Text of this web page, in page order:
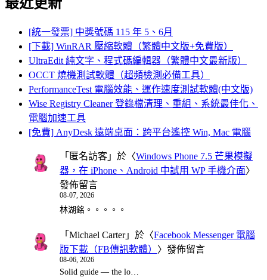
最近更新
[統一發票] 中獎號碼 115 年 5、6月
[下載] WinRAR 壓縮軟體（繁體中文版+免費版）
UltraEdit 純文字、程式碼編輯器（繁體中文最新版）
OCCT 燒機測試軟體（超頻檢測必備工具）
PerformanceTest 電腦效能、運作速度測試軟體(中文版)
Wise Registry Cleaner 登錄檔清理、重組、系統最佳化、
電腦加速工具
[免費] AnyDesk 遠端桌面：跨平台遙控 Win, Mac 電腦
「 匿名訪客 」於〈Windows Phone 7.5 芒果模擬
器，在 iPhone、Android 中試用 WP 手機介面〉
發佈留言
08-07, 2026
林湖銘。。。。。
「 Michael Carter」於〈Facebook Messenger 電腦
版下載（FB傳訊軟體） 〉發佈留言
08-06, 2026
Solid guide — the lo…